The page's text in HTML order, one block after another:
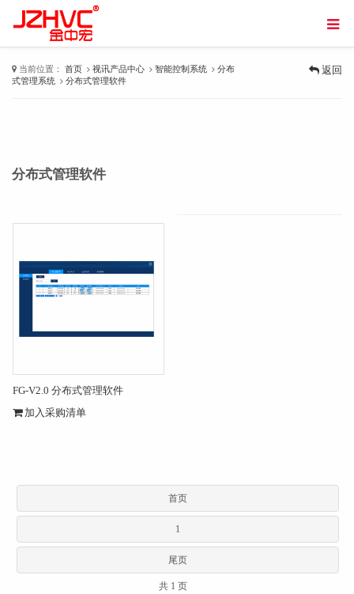
当前位置： 首页 视讯产品中心 智能控制系统
分布
式管理系统
分布式管理软件
返回
分布式管理软件
FG-V2.0 分布式管理软件
加入采购清单
首页
1
尾页
共 1 页